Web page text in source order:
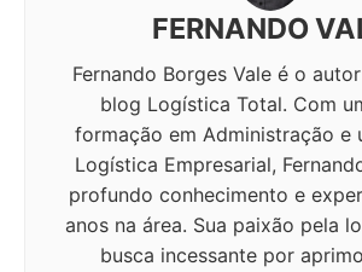
FERNANDO
Fernando Borges Vale é o
blog Logística Total. Com
formação em Administração e
Logística Empresarial,
profundo conhecimento e
anos na área. Sua paixão pela
busca incessante por